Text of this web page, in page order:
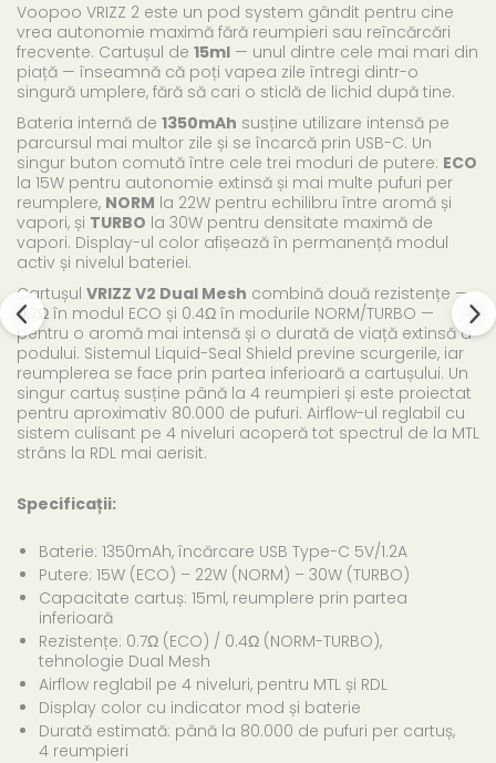
Voopoo VRIZZ 2 este un pod system gândit pentru cine
vrea autonomie maximă fără reumpieri sau reîncărcări
frecvente. Cartușul de 15ml — unul dintre cele mai mari din
piață — înseamnă că poți vapea zile întregi dintr-o
singură umplere, fără să cari o sticlă de lichid după tine.
Bateria internă de 1350mAh susține utilizare intensă pe
parcursul mai multor zile și se încarcă prin USB-C. Un
singur buton comută între cele trei moduri de putere: ECO
la 15W pentru autonomie extinsă și mai multe pufuri per
reumplere, NORM la 22W pentru echilibru între aromă și
vapori, și TURBO la 30W pentru densitate maximă de
vapori. Display-ul color afișează în permanență modul
activ și nivelul bateriei.
Cartușul VRIZZ V2 Dual Mesh combină două rezistențe —
0.7Ω în modul ECO și 0.4Ω în modurile NORM/TURBO —
pentru o aromă mai intensă și o durată de viață extinsă a
podului. Sistemul Liquid-Seal Shield previne scurgerile, iar
reumplerea se face prin partea inferioară a cartușului. Un
singur cartuș susține până la 4 reumpieri și este proiectat
pentru aproximativ 80.000 de pufuri. Airflow-ul reglabil cu
sistem culisant pe 4 niveluri acoperă tot spectrul de la MTL
strâns la RDL mai aerisit.
Specificații:
Baterie: 1350mAh, încărcare USB Type-C 5V/1.2A
Putere: 15W (ECO) – 22W (NORM) – 30W (TURBO)
Capacitate cartuș: 15ml, reumplere prin partea
inferioară
Rezistențe: 0.7Ω (ECO) / 0.4Ω (NORM-TURBO),
tehnologie Dual Mesh
Airflow reglabil pe 4 niveluri, pentru MTL și RDL
Display color cu indicator mod și baterie
Durată estimată: până la 80.000 de pufuri per cartuș,
4 reumpieri